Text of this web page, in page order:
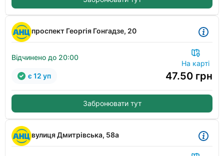
проспект Георгія Гонгадзе, 20
Відчинено до 20:00
На карті
47.50 грн
є 12 уп
Забронювати тут
вулиця Дмитрівська, 58а